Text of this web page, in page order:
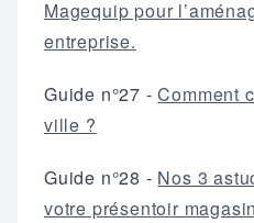
Magequip pour
entreprise.
Guide n°27 -Comment
ville ?
Guide n°28 - Nos 3
votre présentoir magasin